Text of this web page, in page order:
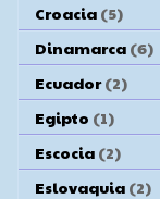
Croacia (5)
Dinamarca (6)
Ecuador (2)
Egipto (1)
Escocia (2)
Eslovaquia (2)